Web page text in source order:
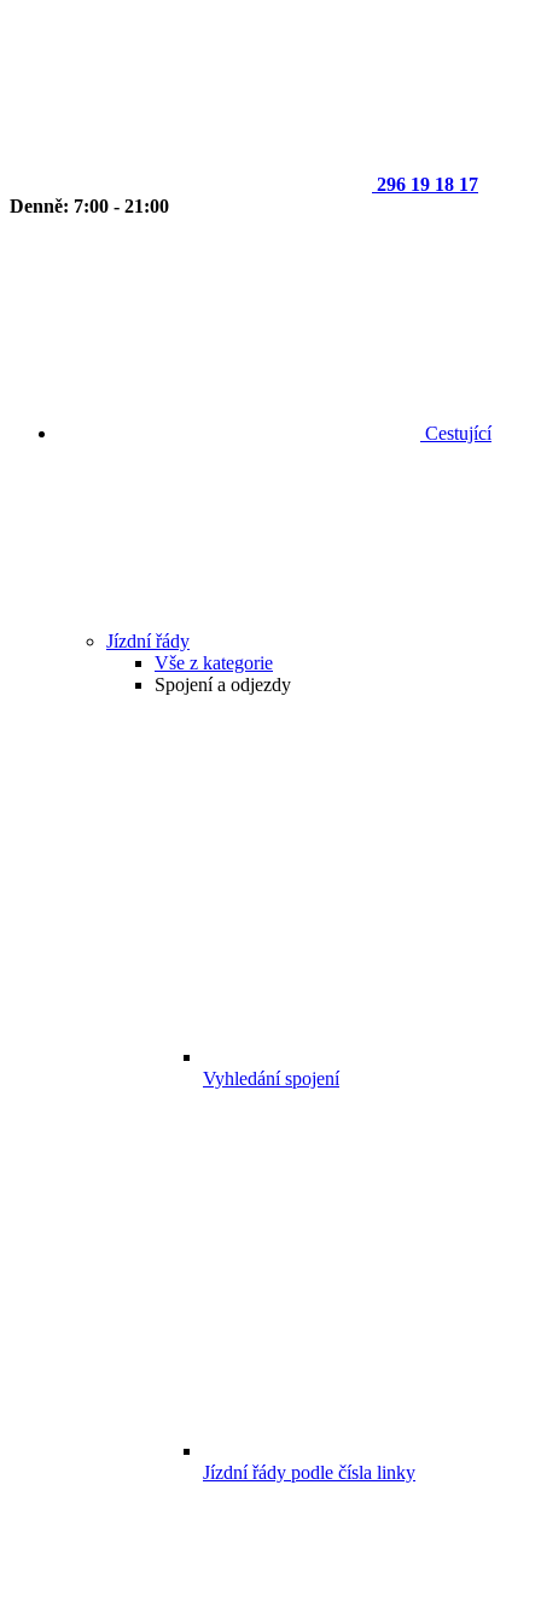
296 19 18 17
Denně: 7:00 - 21:00
Cestující
Jízdní řády
Vše z kategorie
Spojení a odjezdy
Vyhledání spojení
Jízdní řády podle čísla linky